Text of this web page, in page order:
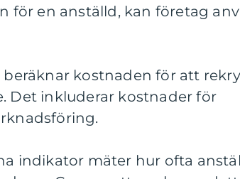
för en anställd, kan företag
kostnaden för att
Det inkluderar kostnader för
indikator mäter hur ofta